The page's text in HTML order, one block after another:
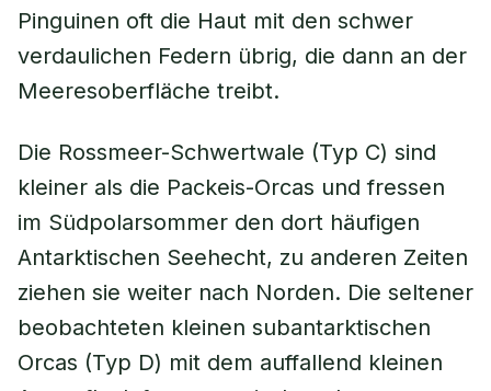
Pinguinen oft die Haut mit den schwer
verdaulichen Federn übrig, die dann an der
Meeresoberfläche treibt.
Die Rossmeer-Schwertwale (Typ C) sind
kleiner als die Packeis-Orcas und fressen
im Südpolarsommer den dort häufigen
Antarktischen Seehecht, zu anderen Zeiten
ziehen sie weiter nach Norden. Die seltener
beobachteten kleinen subantarktischen
Orcas (Typ D) mit dem auffallend kleinen